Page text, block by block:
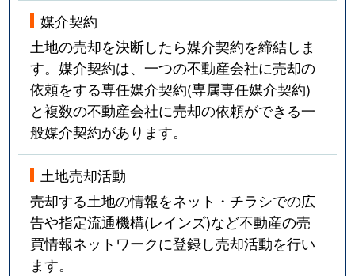
媒介契約
土地の売却を決断したら媒介契約を締結しま
す。媒介契約は、一つの不動産会社に売却の
依頼をする専任媒介契約(専属専任媒介契約)
と複数の不動産会社に売却の依頼ができる一
般媒介契約があります。
土地売却活動
売却する土地の情報をネット・チラシでの広
告や指定流通機構(レインズ)など不動産の売
買情報ネットワークに登録し売却活動を行い
ます。